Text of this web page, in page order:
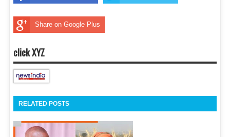
Share on Google Plus
click XYZ
RELATED POSTS